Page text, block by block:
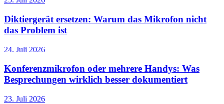
Diktiergerät ersetzen: Warum das Mikrofon nicht
das Problem ist
24. Juli 2026
Konferenzmikrofon oder mehrere Handys: Was
Besprechungen wirklich besser dokumentiert
23. Juli 2026